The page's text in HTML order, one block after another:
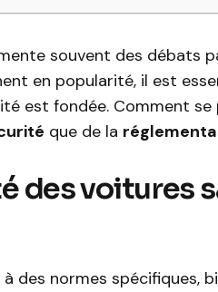
souvent des débats
en popularité, il est
est fondée. Comment
que de la
des voitures
des normes spécifiques,